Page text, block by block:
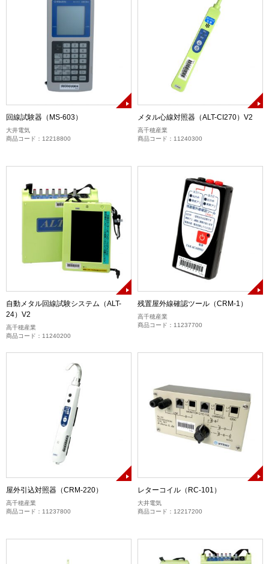
回線試験器（MS-603）
大井電気
商品コード：12218800
メタル心線対照器（ALT-CI270）V2
高千穂産業
商品コード：11240300
自動メタル回線試験システム（ALT-
24）V2
高千穂産業
商品コード：11240200
残置屋外線確認ツール（CRM-1）
高千穂産業
商品コード：11237700
屋外引込対照器（CRM-220）
高千穂産業
商品コード：11237800
レターコイル（RC-101）
大井電気
商品コード：12217200